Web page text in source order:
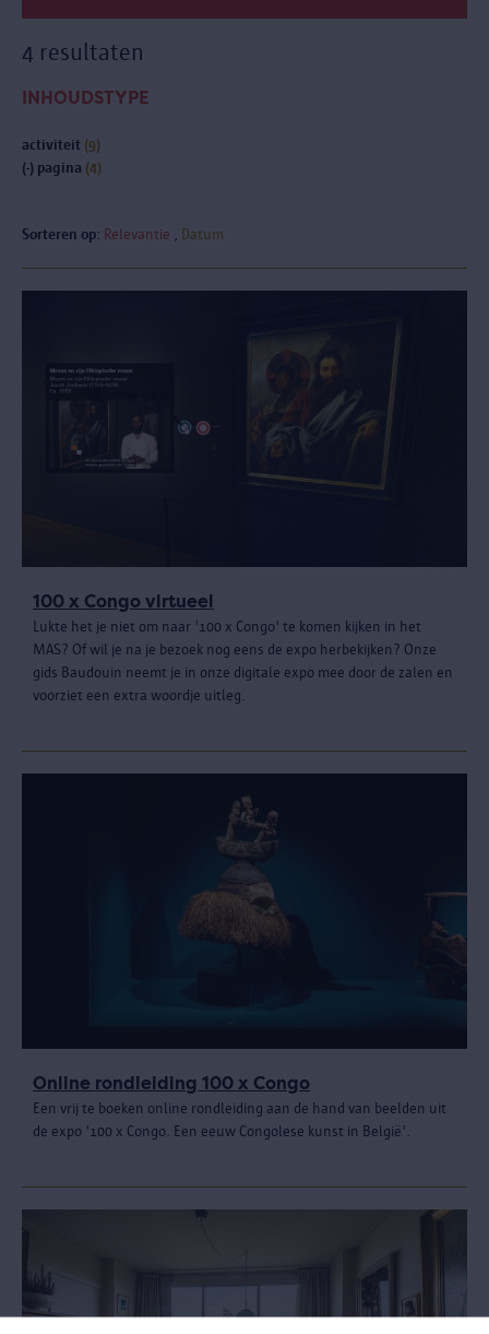
4 resultaten
INHOUDSTYPE
activiteit (9)
(-) pagina (4)
Sorteren op: Relevantie Datum
100 x Congo virtueel
Lukte het je niet om naar '100 x Congo' te komen kijken in het
MAS? Of wil je na je bezoek nog eens de expo herbekijken? Onze
gids Baudouin neemt je in onze digitale expo mee door de zalen en
voorziet een extra woordje uitleg.
Online rondleiding 100 x Congo
Een vrij te boeken online rondleiding aan de hand van beelden uit
de expo '100 x Congo. Een eeuw Congolese kunst in België'.